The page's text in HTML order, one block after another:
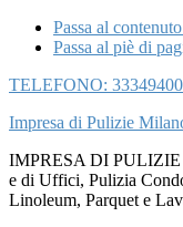
Passa al
Passa al piè di
TELEFONO:
Impresa di Pulizie
IMPRESA DI PULIZIE
e di Uffici, Pulizia
Linoleum, Parquet e